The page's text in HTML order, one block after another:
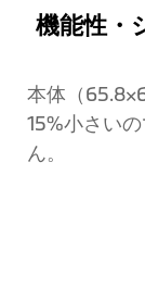
機能性・
本体（
15%小さい
ん。